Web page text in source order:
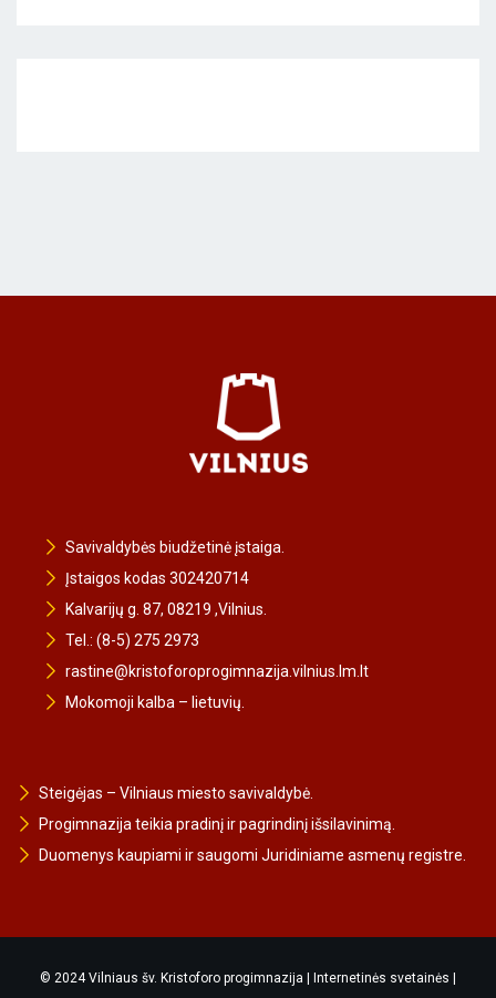
Savivaldybės biudžetinė įstaiga.
Įstaigos kodas 302420714
Kalvarijų g. 87, 08219 ,Vilnius.
Tel.: (8-5) 275 2973
rastine@kristoforoprogimnazija.vilnius.lm.lt
Mokomoji kalba – lietuvių.
Steigėjas – Vilniaus miesto savivaldybė.
Progimnazija teikia pradinį ir pagrindinį išsilavinimą.
Duomenys kaupiami ir saugomi Juridiniame asmenų registre.
© 2024 Vilniaus šv. Kristoforo progimnazija | Internetinės svetainės